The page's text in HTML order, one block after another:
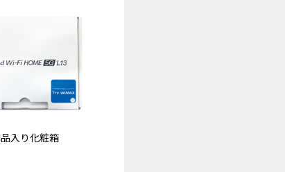
入り化粧箱